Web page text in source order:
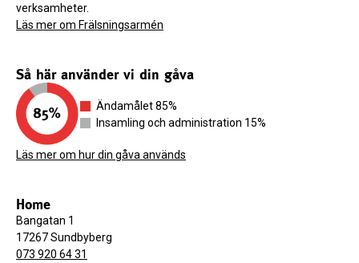
verksamheter.
Läs mer om Frälsningsarmén
Så här använder vi din gåva
Ändamålet 85%
Insamling och administration 15%
Läs mer om hur din gåva används
Home
Bangatan 1
17267 Sundbyberg
073 920 64 31